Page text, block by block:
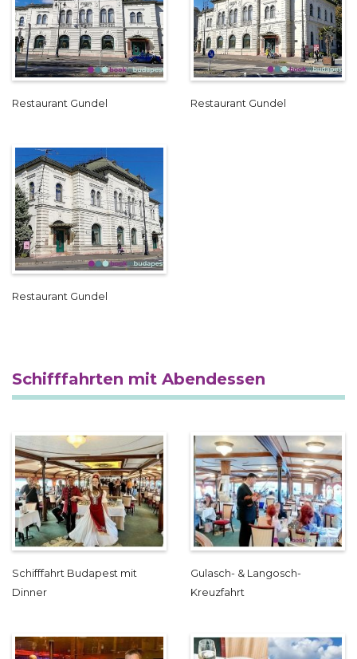
Restaurant Gundel Restaurant Gundel
Restaurant Gundel
Schifffahrten mit Abendessen
Schifffahrt Budapest mit
Dinner
Gulasch- & Langosch-
Kreuzfahrt